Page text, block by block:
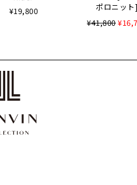
¥19,800
ポロニッ
¥41,800